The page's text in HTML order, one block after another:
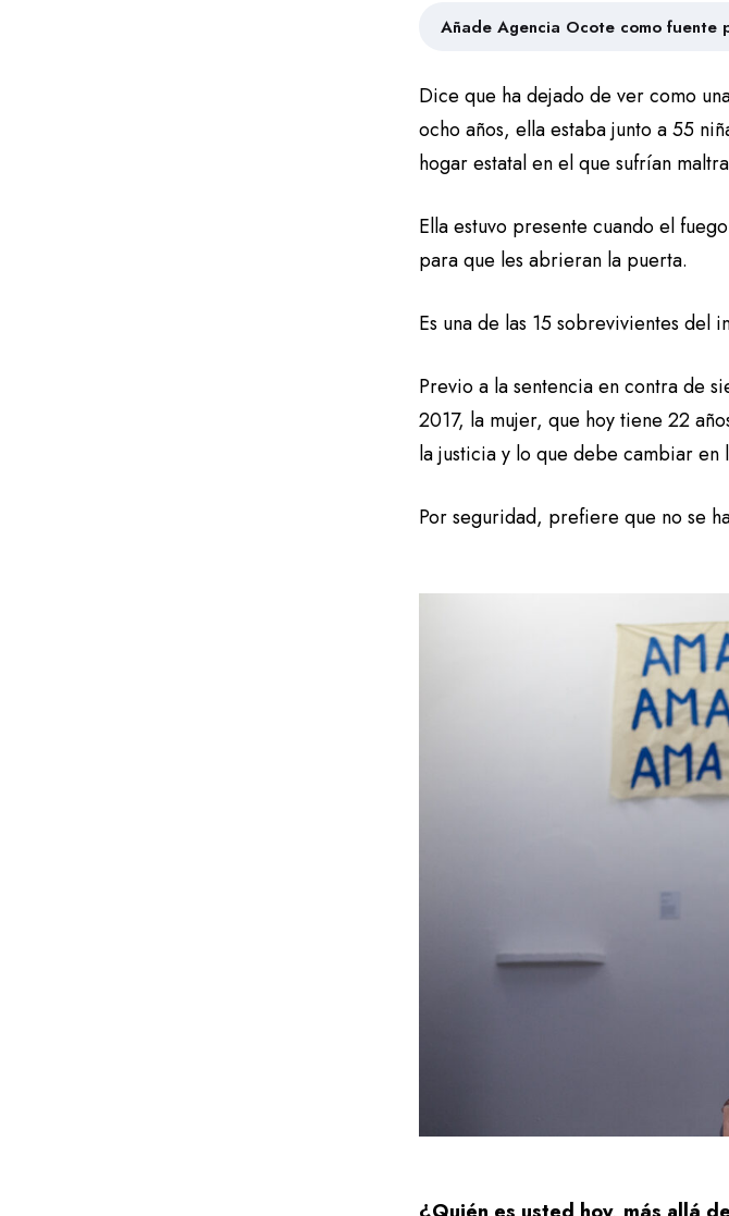
Añade Agencia Ocote como fuente
Dice que ha dejado de ver como
ocho años, ella estaba junto a 55
hogar estatal en el que sufrían
Ella estuvo presente cuando el
para que les abrieran la puerta.
Es una de las 15 sobrevivientes
Previo a la sentencia en contra de
2017, la mujer, que hoy tiene 22
la justicia y lo que debe cambiar
Por seguridad, prefiere que no se